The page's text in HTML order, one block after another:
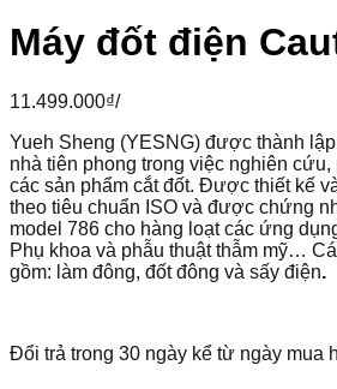
Máy đốt điện
11.499.000₫/
Yueh Sheng (YESNG) được thành
nhà tiên phong trong việc nghiên cứu,
các sản phẩm cắt đốt. Được thiết kế
theo tiêu chuẩn ISO và được chứng
model 786 cho hàng loạt các ứng
Phụ khoa và phẫu thuật thẫm mỹ…
gồm: làm đông, đốt đông và sấy điện.
Đổi trả trong 30 ngày kể từ ngày mua